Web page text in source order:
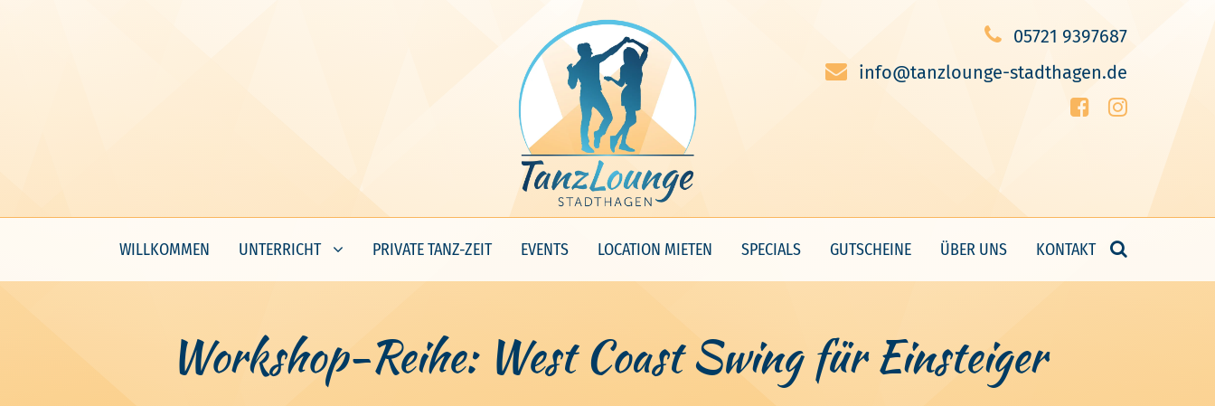
05721 9397687
info@tanzlounge-stadthagen.de
WILLKOMMEN UNTERRICHT PRIVATE TANZ-ZEIT EVENTS LOCATION MIETEN SPECIALS GUTSCHEINE ÜBER UNS KONTAKT
Workshop-Reihe: West Coast Swing für Einsteiger